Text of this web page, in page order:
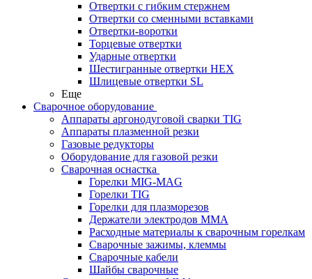
Отвертки с гибким стержнем
Отвертки со сменными вставками
Отвертки-воротки
Торцевые отвертки
Ударные отвертки
Шестигранные отвертки HEX
Шлицевые отвертки SL
Еще
Сварочное оборудование
Аппараты аргонодуговой сварки TIG
Аппараты плазменной резки
Газовые редукторы
Оборудование для газовой резки
Сварочная оснастка
Горелки MIG-MAG
Горелки TIG
Горелки для плазморезов
Держатели электродов ММА
Расходные материалы к сварочным горелкам
Сварочные зажимы, клеммы
Сварочные кабели
Шайбы сварочные